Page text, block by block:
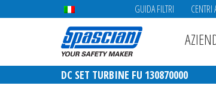
GUIDA FILTRI CENTRI
DC SET TURBINE FU 130870000